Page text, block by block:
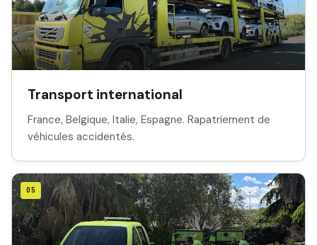
Transport international
France, Belgique, Italie, Espagne. Rapatriement de
véhicules accidentés.
05